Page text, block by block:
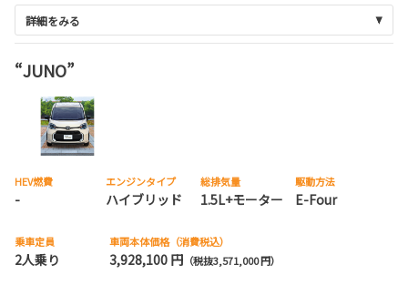
詳細をみる
“JUNO”
HEV燃費
-
エンジンタイプ
ハイブリッド
総排気量
1.5L+モーター
駆動方法
E-Four
乗車定員
2人乗り
車両本体価格（消費税込）
3,928,100 円 （税抜3,571,000 円）